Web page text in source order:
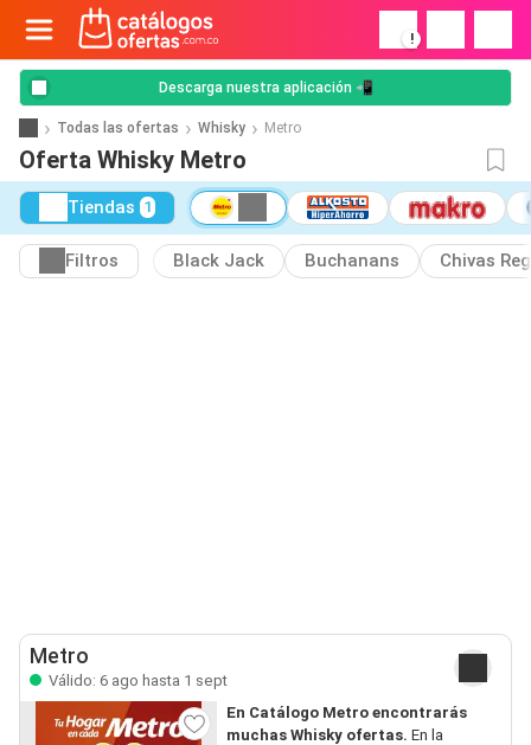
!
Descarga nuestra aplicación 📲
Todas las ofertas Whisky Metro
Oferta Whisky Metro
Tiendas 1
Filtros Black Jack Buchanans Chivas
Metro
Válido: 6 ago hasta 1 sept
En Catálogo Metro encontrarás
muchas Whisky ofertas. En la